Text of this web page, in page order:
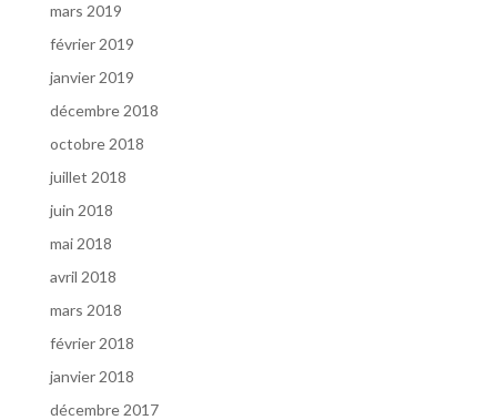
mars 2019
février 2019
janvier 2019
décembre 2018
octobre 2018
juillet 2018
juin 2018
mai 2018
avril 2018
mars 2018
février 2018
janvier 2018
décembre 2017